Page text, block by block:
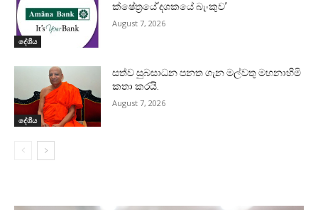
දේශීය
ක්ෂේත්‍රයේ‘දශකයේ බැංකුව’
August 7, 2026
දේශීය
සත්ව සුබසාධන පනත ගැන මල්වතු මහනාහිමි
කතා කරයි.
August 7, 2026